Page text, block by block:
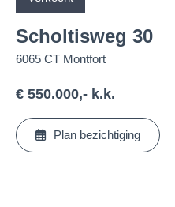
Scholtisweg 30
6065 CT Montfort
€ 550.000,- k.k.
Plan bezichtiging